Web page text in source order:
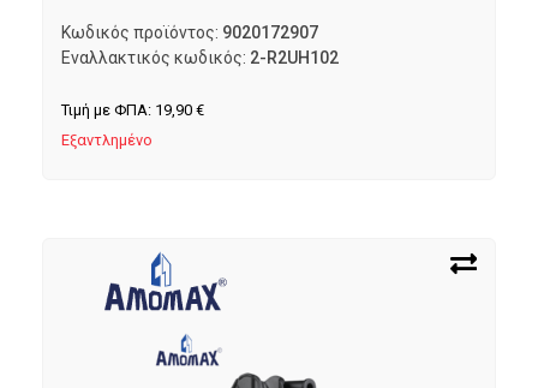
Κωδικός προϊόντος: 9020172907
Εναλλακτικός κωδικός: 2-R2UH102
Τιμή με ΦΠΑ: 19,90 €
Εξαντλημένο